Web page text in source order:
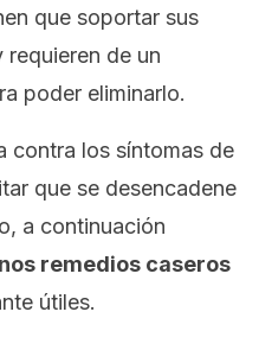
que soportar sus
de un
poder eliminarlo.
contra los síntomas de
que se desencadene
a continuación
remedios caseros
útiles.